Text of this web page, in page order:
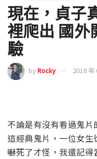
現在，貞子
裡爬出 國外
驗
byRocky 2018 年
不論是有沒有看過鬼
這經典鬼片，一位女
嚇死了才怪，我還記